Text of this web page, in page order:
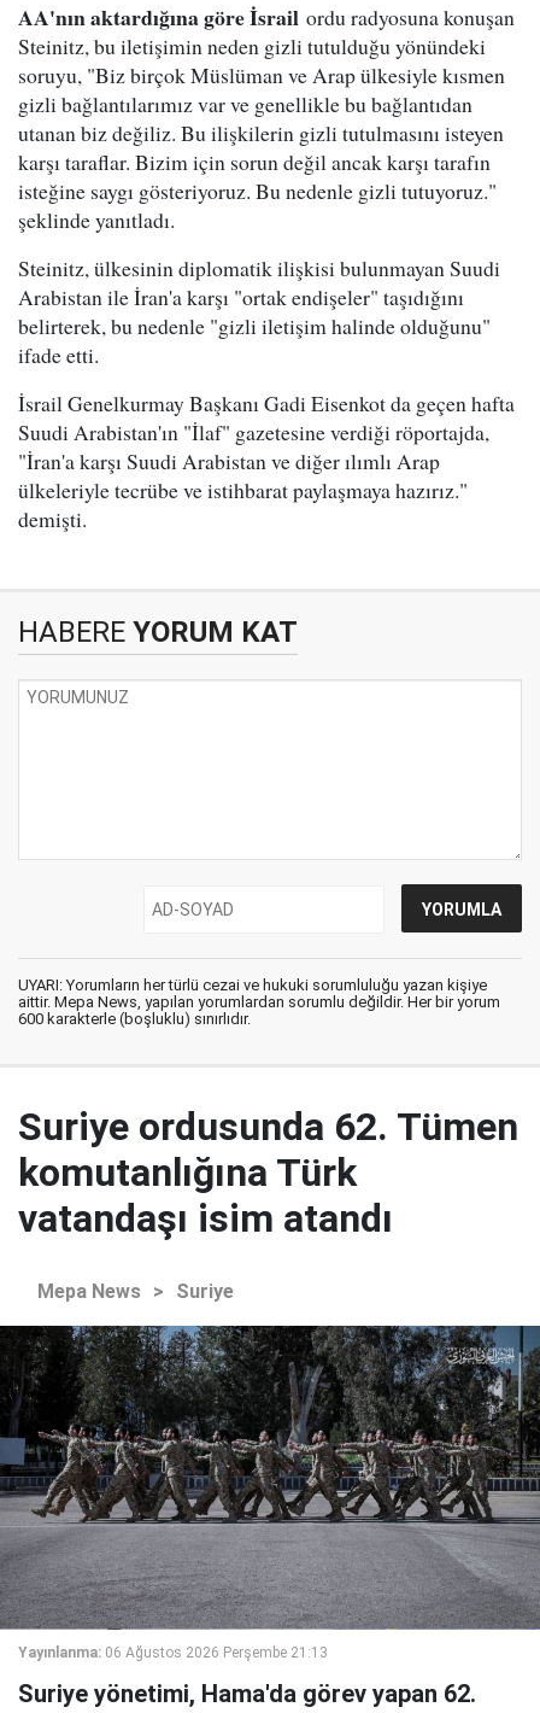
AA'nın aktardığına göre İsrail ordu radyosuna konuşan
Steinitz, bu iletişimin neden gizli tutulduğu yönündeki
soruyu, "Biz birçok Müslüman ve Arap ülkesiyle kısmen
gizli bağlantılarımız var ve genellikle bu bağlantıdan
utanan biz değiliz. Bu ilişkilerin gizli tutulmasını isteyen
karşı taraflar. Bizim için sorun değil ancak karşı tarafın
isteğine saygı gösteriyoruz. Bu nedenle gizli tutuyoruz."
şeklinde yanıtladı.
Steinitz, ülkesinin diplomatik ilişkisi bulunmayan Suudi
Arabistan ile İran'a karşı "ortak endişeler" taşıdığını
belirterek, bu nedenle "gizli iletişim halinde olduğunu"
ifade etti.
İsrail Genelkurmay Başkanı Gadi Eisenkot da geçen hafta
Suudi Arabistan'ın "İlaf" gazetesine verdiği röportajda,
"İran'a karşı Suudi Arabistan ve diğer ılımlı Arap
ülkeleriyle tecrübe ve istihbarat paylaşmaya hazırız."
demişti.
HABERE YORUM KAT
UYARI: Yorumların her türlü cezai ve hukuki sorumluluğu yazan kişiye
aittir. Mepa News, yapılan yorumlardan sorumlu değildir. Her bir yorum
600 karakterle (boşluklu) sınırlıdır.
Suriye ordusunda 62. Tümen
komutanlığına Türk
vatandaşı isim atandı
Mepa News > Suriye
Yayınlanma: 06 Ağustos 2026 Perşembe 21:13
Suriye yönetimi, Hama'da görev yapan 62.